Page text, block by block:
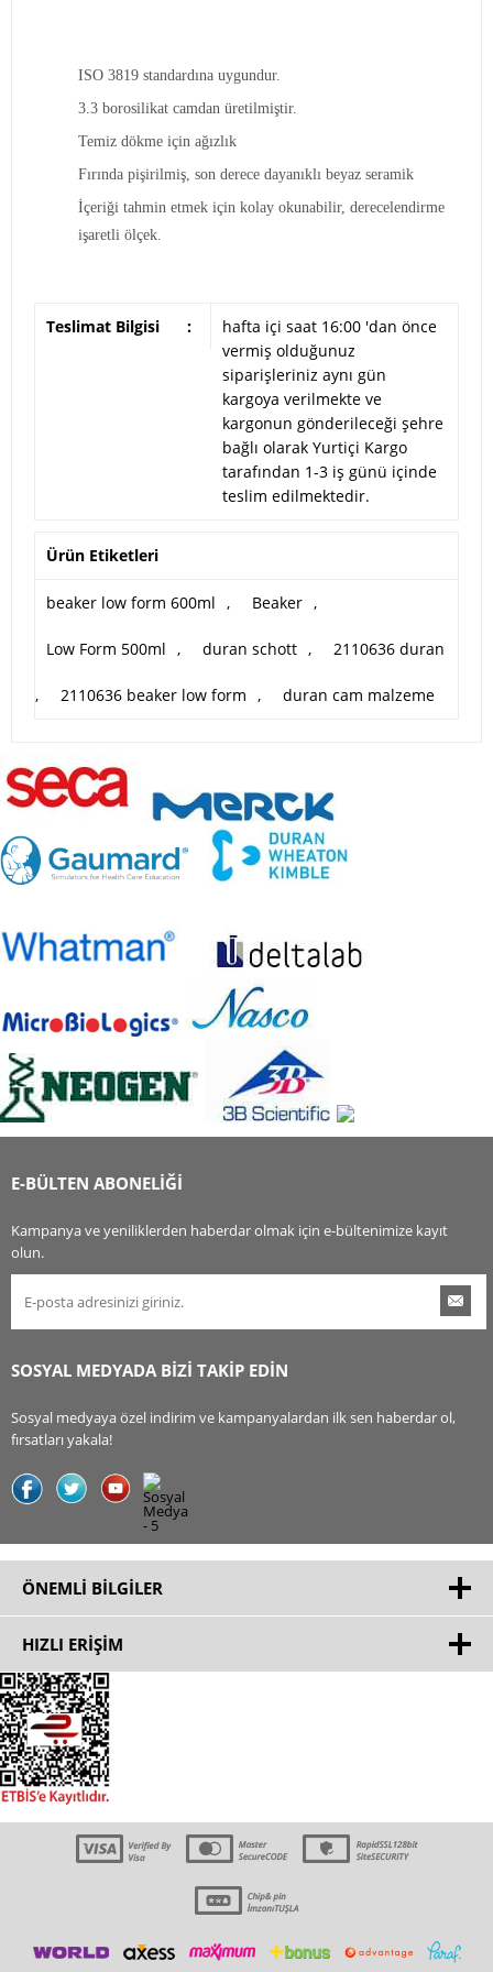
ISO 3819 standardına uygundur.
3.3 borosilikat camdan üretilmiştir.
Temiz dökme için ağızlık
Fırında pişirilmiş, son derece dayanıklı beyaz seramik
İçeriği tahmin etmek için kolay okunabilir, derecelendirme
işaretli ölçek.
Teslimat Bilgisi :
hafta içi saat 16:00 'dan önce
vermiş olduğunuz
siparişleriniz aynı gün
kargoya verilmekte ve
kargonun gönderileceği şehre
bağlı olarak Yurtiçi Kargo
tarafından 1-3 iş günü içinde
teslim edilmektedir.
Ürün Etiketleri
beaker low form 600ml , Beaker ,
Low Form 500ml , duran schott , 2110636 duran
, 2110636 beaker low form , duran cam malzeme
E-BÜLTEN ABONELİĞİ
Kampanya ve yeniliklerden haberdar olmak için e-bültenimize kayıt
olun.
SOSYAL MEDYADA BİZİ TAKİP EDİN
Sosyal medyaya özel indirim ve kampanyalardan ilk sen haberdar ol,
fırsatları yakala!
ÖNEMLI BILGILER
HIZLI ERIŞIM